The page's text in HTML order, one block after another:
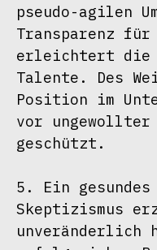
pseudo-agilen
Transparenz
erleichtert die
Talente. Des
Position im
vor ungewollter
geschützt.
5. Ein
Skeptizismus
unveränderlich